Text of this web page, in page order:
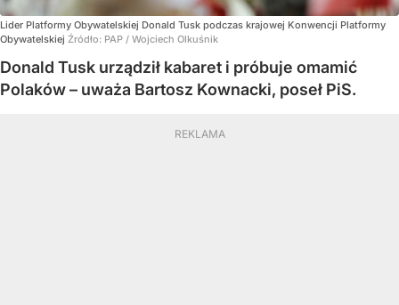
Lider Platformy Obywatelskiej Donald Tusk podczas krajowej Konwencji Platformy
Obywatelskiej Źródło: PAP / Wojciech Olkuśnik
Donald Tusk urządził kabaret i próbuje omamić
Polaków – uważa Bartosz Kownacki, poseł PiS.